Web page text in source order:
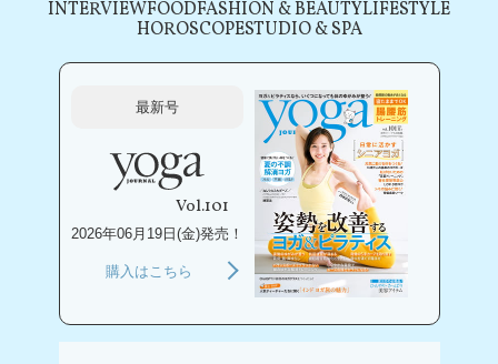
INTERVIEWFOODFASHION & BEAUTYLIFESTYLE
HOROSCOPESTUDIO & SPA
最新号
Vol.101
2026年06月19日(金)発売！
購入はこちら